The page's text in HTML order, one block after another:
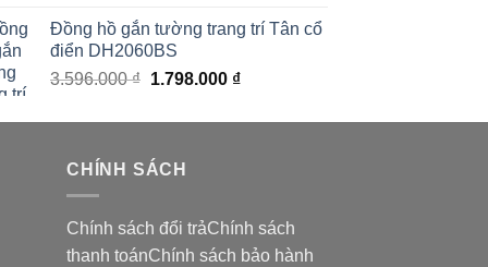
là:
672.000 ₫.
tại
336.000 ₫.
Đồng hồ gắn tường trang trí Tân cổ
điển DH2060BS
3.596.000₫ Giá
là:
1.798.000 ₫Giá
tại
CHÍNH SÁCH
Chính sách đổi trảChính sách
thanh toánChính sách bảo hành